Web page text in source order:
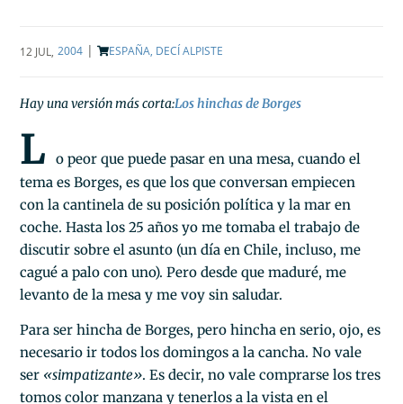
12 JUL, 2004 | ESPAÑA, DECÍ ALPISTE
Hay una versión más corta:Los hinchas de Borges
L
o peor que puede pasar en una mesa, cuando el
tema es Borges, es que los que conversan empiecen
con la cantinela de su posición política y la mar en
coche. Hasta los 25 años yo me tomaba el trabajo de
discutir sobre el asunto (un día en Chile, incluso, me
cagué a palo con uno). Pero desde que maduré, me
levanto de la mesa y me voy sin saludar.
Para ser hincha de Borges, pero hincha en serio, ojo, es
necesario ir todos los domingos a la cancha. No vale
ser «simpatizante». Es decir, no vale comprarse los tres
tomos color manzana y tenerlos a la vista en el